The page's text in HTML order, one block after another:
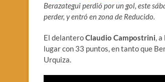
Berazategui perdió por un gol, este
perder, y entró en zona de Reducido.
El delanteroClaudio Campostrini,
lugar con 33 puntos, en tanto que
Urquiza.